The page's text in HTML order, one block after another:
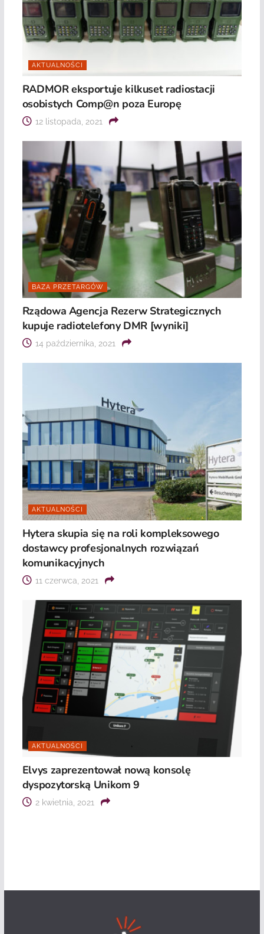
AKTUALNOŚCI
RADMOR eksportuje kilkuset radiostacji
osobistych Comp@n poza Europę
12 listopada, 2021
BAZA PRZETARGÓW
Rządowa Agencja Rezerw Strategicznych
kupuje radiotelefony DMR [wyniki]
14 października, 2021
AKTUALNOŚCI
Hytera skupia się na roli kompleksowego
dostawcy profesjonalnych rozwiązań
komunikacyjnych
11 czerwca, 2021
AKTUALNOŚCI
Elvys zaprezentował nową konsolę
dyspozytorską Unikom 9
2 kwietnia, 2021